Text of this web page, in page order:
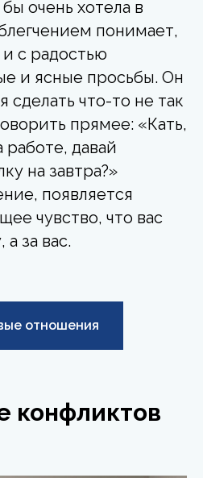
очень хотела в
понимает,
и с радостью
и ясные просьбы. Он
сделать что-то не так
прямее: «Кать,
работе, давай
на завтра?»
появляется
чувство, что вас
за вас.
отношения
конфликтов